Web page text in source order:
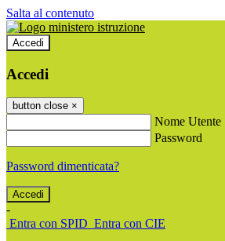
Salta al contenuto
Accedi
Accedi
button close ×
Nome Utente
Password
Password dimenticata?
-
Entra con SPID Entra con CIE